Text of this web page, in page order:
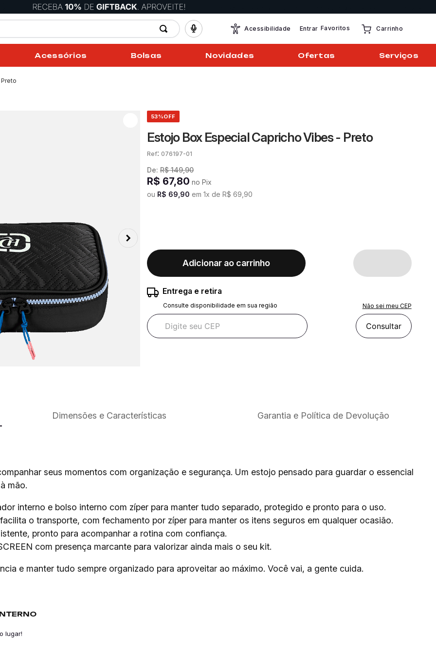
Acessibilidade Entrar Favoritos Carrinho
Acessórios Bolsas Novidades Ofertas Serviços
53%OFF
Estojo Box Especial Capricho Vibes - Preto
: 076197-01
De: R$ 149,90
R$ 67,80 no Pix
ou R$ 69 90 em 1x de R$ 69 90
Adicionar ao carrinho
Entrega e retira
Consulte disponibilidade em sua região Não sei meu CEP
Consultar
Dimensões e Características Garantia e Política de Devolução
seus momentos com organização e segurança. Um estojo pensado para guardar o essencial
mão.
interno e bolso interno com zíper para manter tudo separado, protegido e pronto para o uso.
o transporte, com fechamento por zíper para manter os itens seguros em qualquer ocasião.
pronto para acompanhar a rotina com confiança.
com presença marcante para valorizar ainda mais o seu kit.
e manter tudo sempre organizado para aproveitar ao máximo. Você vai, a gente cuida.
lugar!